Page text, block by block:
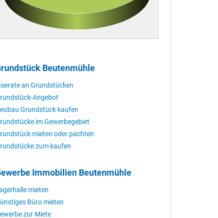
Beutenmühle
an Grundstücken
Angebot
Grundstück kaufen
im Gewerbegebiet
mieten oder pachten
zum kaufen
Immobilien Beutenmühle
mieten
Büro mieten
zur Miete